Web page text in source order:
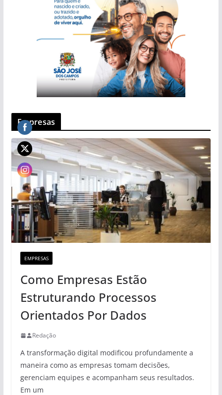
Empresas
EMPRESAS
Como Empresas Estão
Estruturando Processos
Orientados Por Dados
Redação
A transformação digital modificou profundamente a
maneira como as empresas tomam decisões,
gerenciam equipes e acompanham seus resultados.
Em um